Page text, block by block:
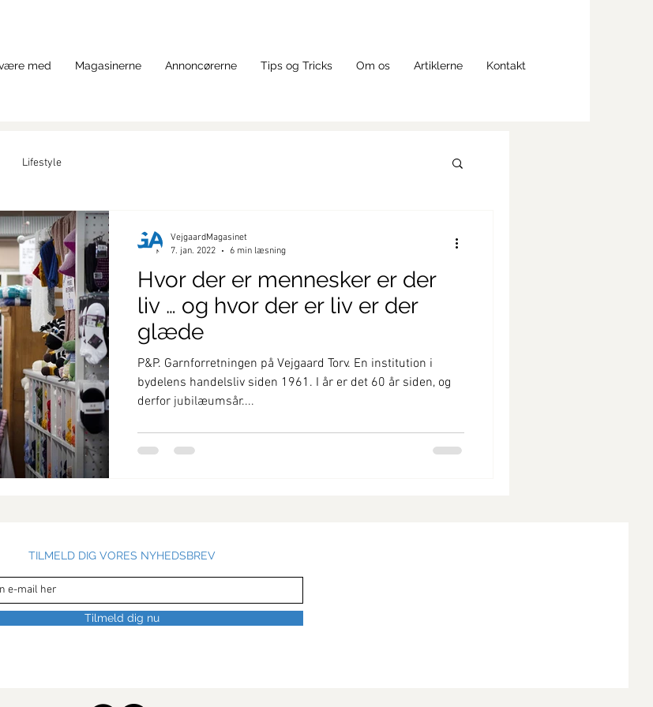
med Magasinerne Annoncørerne Tips og Tricks Om os Artiklerne Kontakt
Lifestyle
Hvor der er mennesker er der
liv … og hvor der er liv er der
glæde
P&P. Garnforretningen på Vejgaard Torv. En institution i
bydelens handelsliv siden 1961. I år er det 60 år siden, og
derfor jubilæumsår....
VejgaardMagasinet
7. jan. 2022
6 min læsning
TILMELD DIG VORES NYHEDSBREV
Tilmeld dig nu